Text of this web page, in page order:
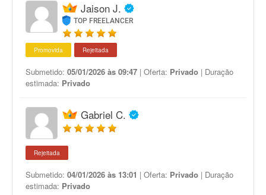
Jaison J.
TOP FREELANCER
Promovida Rejeitada
Submetido: 05/01/2026 às 09:47 | Oferta: Privado | Duração
estimada: Privado
Gabriel C.
Rejeitada
Submetido: 04/01/2026 às 13:01 | Oferta: Privado | Duração
estimada: Privado